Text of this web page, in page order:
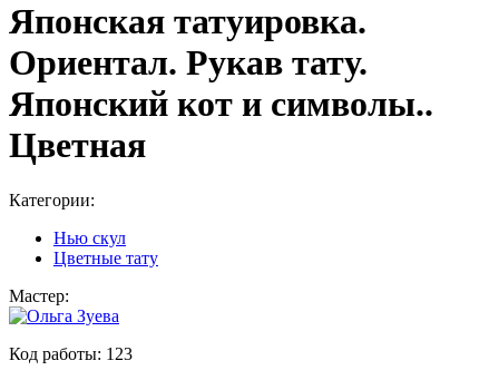
Японская татуировка.
Ориентал. Рукав тату.
Японский кот и символы..
Цветная
Категории:
Нью скул
Цветные тату
Мастер:
Код работы: 123